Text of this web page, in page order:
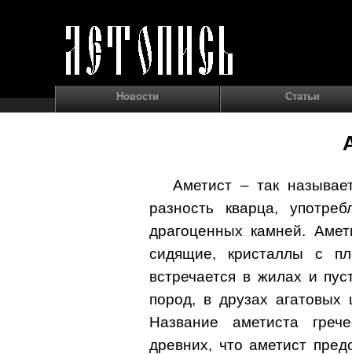
Новости Статьи
Аметист – так
разность кварца,
драгоценных камней.
сидящие, кристаллы с
встречается в жилах и
пород, в друзах
Название аметиста
древних, что аметист